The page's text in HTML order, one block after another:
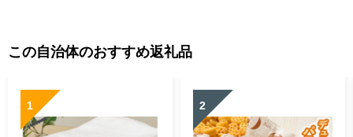
この自治体のおすすめ返礼品
1 2